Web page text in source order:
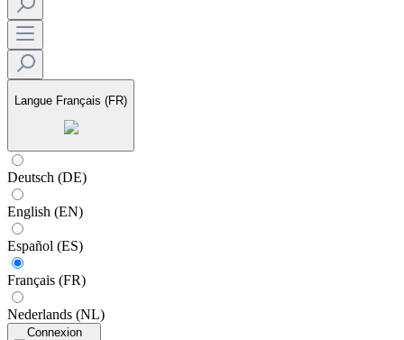
Langue Français (FR)
Deutsch (DE)
English (EN)
Español (ES)
Français (FR)
Nederlands (NL)
Connexion